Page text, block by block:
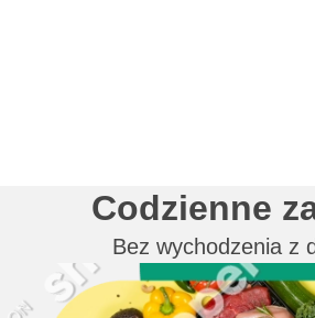
Codzienne
Bez wychodzenia z